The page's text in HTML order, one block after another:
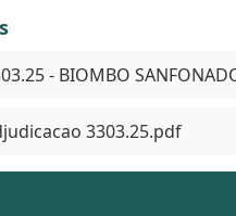
- BIOMBO
3303.25.pdf